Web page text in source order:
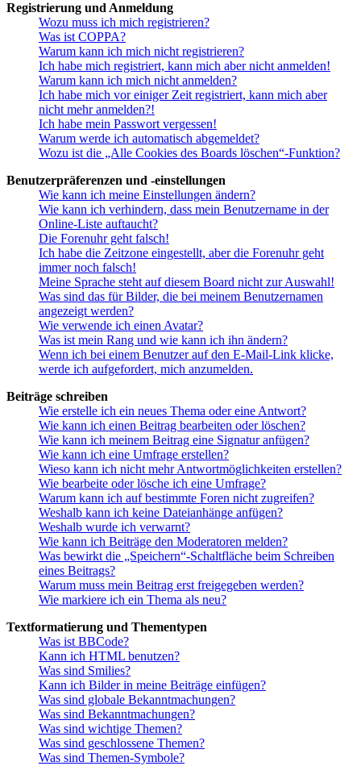
Registrierung und Anmeldung
Wozu muss ich mich registrieren?
Was ist COPPA?
Warum kann ich mich nicht registrieren?
Ich habe mich registriert, kann mich aber nicht anmelden!
Warum kann ich mich nicht anmelden?
Ich habe mich vor einiger Zeit registriert, kann mich aber
nicht mehr anmelden?!
Ich habe mein Passwort vergessen!
Warum werde ich automatisch abgemeldet?
Wozu ist die „Alle Cookies des Boards löschen“-Funktion?
Benutzerpräferenzen und -einstellungen
Wie kann ich meine Einstellungen ändern?
Wie kann ich verhindern, dass mein Benutzername in der
Online-Liste auftaucht?
Die Forenuhr geht falsch!
Ich habe die Zeitzone eingestellt, aber die Forenuhr geht
immer noch falsch!
Meine Sprache steht auf diesem Board nicht zur Auswahl!
Was sind das für Bilder, die bei meinem Benutzernamen
angezeigt werden?
Wie verwende ich einen Avatar?
Was ist mein Rang und wie kann ich ihn ändern?
Wenn ich bei einem Benutzer auf den E-Mail-Link klicke,
werde ich aufgefordert, mich anzumelden.
Beiträge schreiben
Wie erstelle ich ein neues Thema oder eine Antwort?
Wie kann ich einen Beitrag bearbeiten oder löschen?
Wie kann ich meinem Beitrag eine Signatur anfügen?
Wie kann ich eine Umfrage erstellen?
Wieso kann ich nicht mehr Antwortmöglichkeiten erstellen?
Wie bearbeite oder lösche ich eine Umfrage?
Warum kann ich auf bestimmte Foren nicht zugreifen?
Weshalb kann ich keine Dateianhänge anfügen?
Weshalb wurde ich verwarnt?
Wie kann ich Beiträge den Moderatoren melden?
Was bewirkt die „Speichern“-Schaltfläche beim Schreiben
eines Beitrags?
Warum muss mein Beitrag erst freigegeben werden?
Wie markiere ich ein Thema als neu?
Textformatierung und Thementypen
Was ist BBCode?
Kann ich HTML benutzen?
Was sind Smilies?
Kann ich Bilder in meine Beiträge einfügen?
Was sind globale Bekanntmachungen?
Was sind Bekanntmachungen?
Was sind wichtige Themen?
Was sind geschlossene Themen?
Was sind Themen-Symbole?